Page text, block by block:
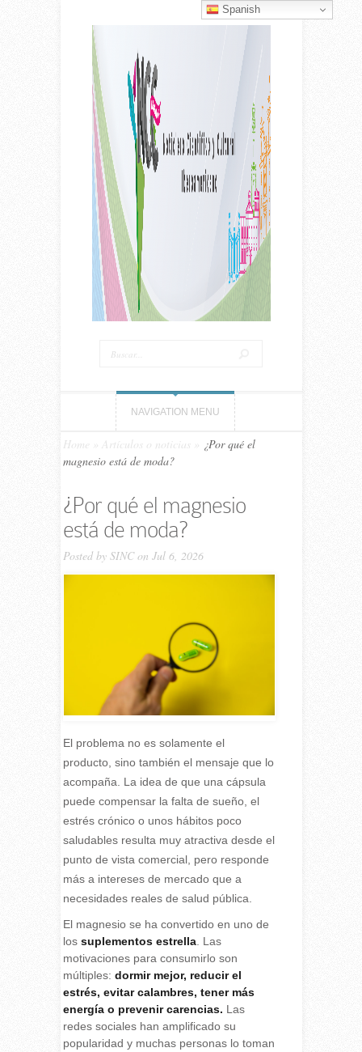
NAVIGATION MENU
Home Artículos o noticias
¿Por qué el
magnesio está de moda?
¿Por qué el magnesio
está de moda?
Posted by SINCon Jul 6, 2026
El problema no es solamente el
producto, sino también el mensaje que lo
acompaña. La idea de que una cápsula
puede compensar la falta de sueño, el
estrés crónico o unos hábitos poco
saludables resulta muy atractiva desde el
punto de vista comercial, pero responde
más a intereses de mercado que a
necesidades reales de salud pública.
El magnesio se ha convertido en uno de
los suplementos estrella. Las
motivaciones para consumirlo son
múltiples: dormir mejor, reducir el
estrés, evitar calambres, tener más
energía o prevenir carencias. Las
redes sociales han amplificado su
popularidad y muchas personas lo toman
Spanish